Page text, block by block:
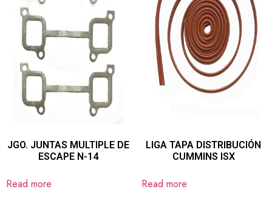
JGO. JUNTAS MULTIPLE DE
ESCAPE N-14
Read more
LIGA TAPA DISTRIBUCIÓN
CUMMINS ISX
Read more